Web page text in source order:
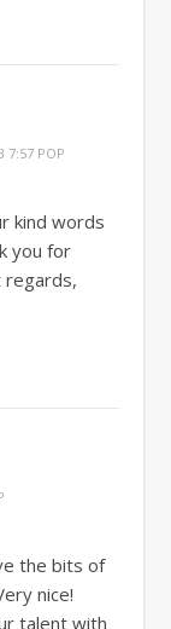
7:57 POP
kind words
you for
regards,
the bits of
nice!
talent with